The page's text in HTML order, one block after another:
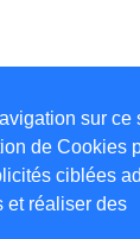
sur ce
de Cookies
ciblées
et réaliser des